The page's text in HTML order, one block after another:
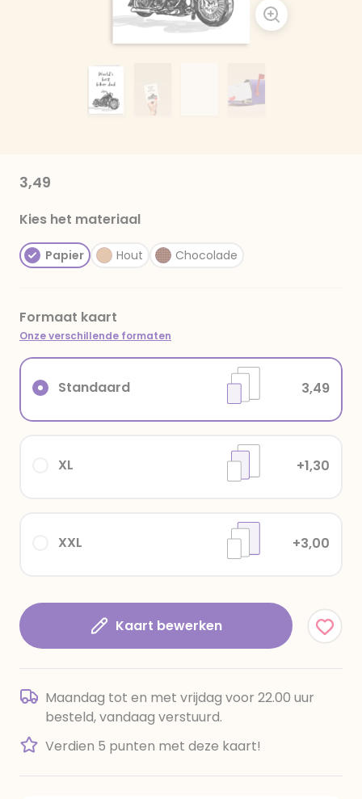
3,49
Kies het materiaal
Papier Hout Chocolade
Formaat kaart
Onze verschillende formaten
XXL +3,00
XL +1,30
Standaard 3,49
Kaart bewerken
Maandag tot en met vrijdag voor 22.00 uur
besteld, vandaag verstuurd.
Verdien 5 punten met deze kaart!